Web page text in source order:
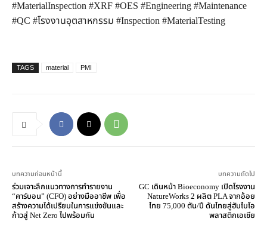
#MaterialInspection #XRF #OES #Engineering #Maintenance
#QC #โรงงานอุตสาหกรรม #Inspection #MaterialTesting
TAGS material PMI
บทความก่อนหน้านี้
ร่วมเจาะลึกแนวทางการทำรายงาน
“คาร์บอน” (CFO) อย่างมืออาชีพ เพื่อ
สร้างความได้เปรียบในการแข่งขันและ
ก้าวสู่ Net Zero ไปพร้อมกัน
บทความถัดไป
GC เดินหน้า Bioeconomy เปิดโรงงาน
NatureWorks 2 ผลิต PLA จากอ้อย
ไทย 75,000 ตัน/ปี ดันไทยสู่ฮับไบโอ
พลาสติกเอเชีย